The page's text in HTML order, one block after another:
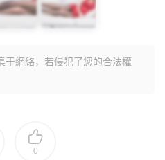
于網絡，若侵犯了您的合法權
0